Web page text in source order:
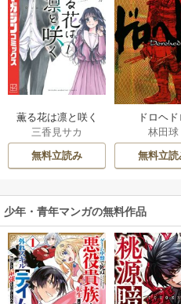
薫る花は凛と咲く
三香見サカ
無料立読み
ドロヘド
林田球
無料立読
少年・青年マンガの無料作品